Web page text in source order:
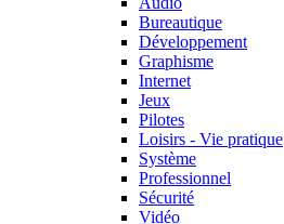
Bureautique
Développement
Graphisme
Internet
Jeux
Pilotes
Loisirs - Vie pratique
Système
Professionnel
Sécurité
Vidéo